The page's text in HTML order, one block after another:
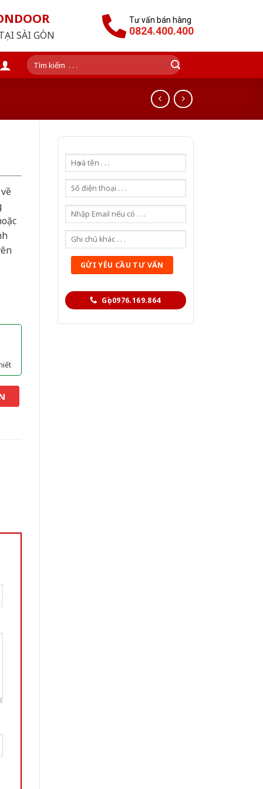
SÀI GÒN
Tư vấn bán hàng
0824.400.400
Tìm
kiếm:
Gọi 0976.169.864